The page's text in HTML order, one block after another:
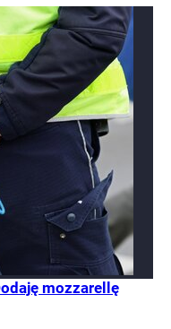
mozzarellę